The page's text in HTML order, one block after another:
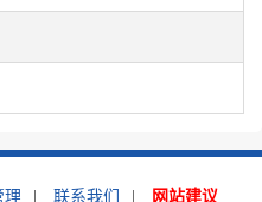
理 联系我们 网站建议